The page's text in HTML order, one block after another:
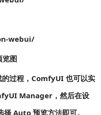
webui/
图
过程，ComfyUI 也可以实
Manager，然后在设
Auto 预览方法即可。